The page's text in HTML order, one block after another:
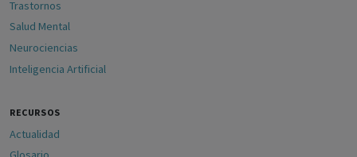
Trastornos
Salud Mental
Neurociencias
Inteligencia Artificial
RECURSOS
Actualidad